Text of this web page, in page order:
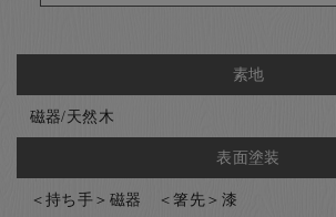
素地
磁器/天然木
表面塗装
＜持ち手＞磁器 ＜箸先＞漆